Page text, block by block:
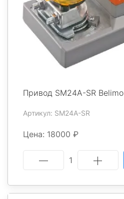
Привод SM24A-SR Belimo
Артикул: SM24A-SR
Цена: 18000 ₽
1